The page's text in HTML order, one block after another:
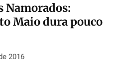
Namorados:
Maio dura pouco
2016